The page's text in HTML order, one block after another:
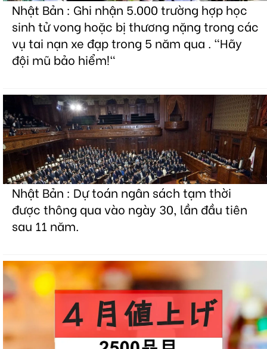
Nhật Bản : Ghi nhận 5.000 trường hợp học
sinh tử vong hoặc bị thương nặng trong các
vụ tai nạn xe đạp trong 5 năm qua . "Hãy
đội mũ bảo hiểm!"
Nhật Bản : Dự toán ngân sách tạm thời
được thông qua vào ngày 30, lần đầu tiên
sau 11 năm.